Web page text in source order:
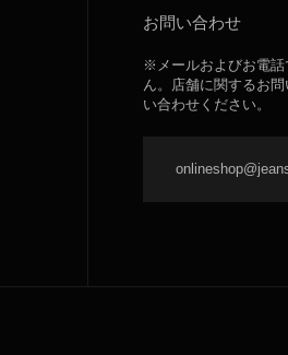
お問い合わせ
※メールおよびお電話
ん。店舗に関するお
い合わせください。